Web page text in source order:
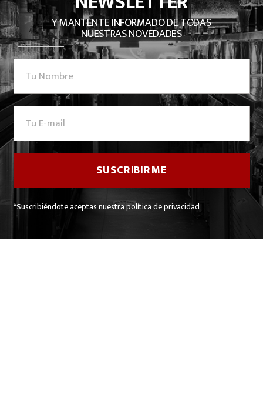
Y MANTENTE INFORMADO DE TODAS
NUESTRAS NOVEDADES
*Suscribiéndote aceptas nuestra política de privacidad